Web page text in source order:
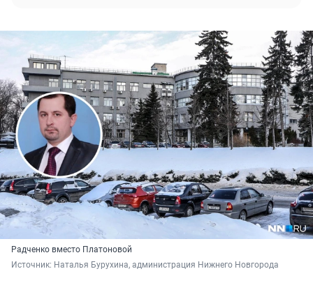
Радченко вместо Платоновой
Источник: Наталья Бурухина, администрация Нижнего Новгорода